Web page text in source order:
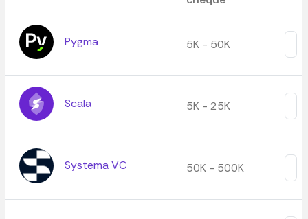
Pygma 5K - 50K
Scala 5K - 25K
Systema VC 50K - 500K